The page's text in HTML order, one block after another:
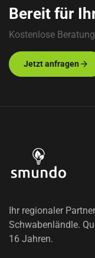
Bereit für
Kostenlose
Jetzt anfragen
Ihr regionaler
Schwabenländle.
16 Jahren.